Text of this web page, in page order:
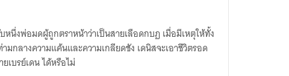
หนึ่งพ่อมดผู้ถูกตราหน้าว่าเป็นสายเลือดกบฏ เมื่อมีเหตุให้ทั้ง
มกลางความแค้นและความเกลียดชัง เดนิสจะเอาชีวิตรอด
เบรย์เดน ได้หรือไม่